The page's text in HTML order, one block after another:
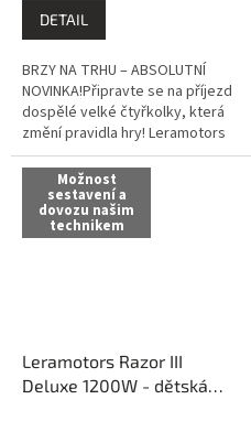
DETAIL
BRZY NA TRHU – ABSOLUTNÍ
NOVINKA!Připravte se na příjezd
dospělé velké čtyřkolky, která
změní pravidla hry! Leramotors
By Apollo RFZ Cyber Roamer
270 přichází...
Možnost
sestavení a
dovozu našim
technikem
Leramotors Razor III
Deluxe 1200W - dětská